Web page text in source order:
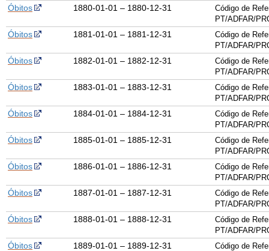
Óbitos 1880-01-01 – 1880-12-31
Código de
PT/ADFAR/
Óbitos 1881-01-01 – 1881-12-31
Código de
PT/ADFAR/
Óbitos 1882-01-01 – 1882-12-31
Código de
PT/ADFAR/
Óbitos 1883-01-01 – 1883-12-31
Código de
PT/ADFAR/
Óbitos 1884-01-01 – 1884-12-31
Código de
PT/ADFAR/
Óbitos 1885-01-01 – 1885-12-31
Código de
PT/ADFAR/
Óbitos 1886-01-01 – 1886-12-31
Código de
PT/ADFAR/
Óbitos 1887-01-01 – 1887-12-31
Código de
PT/ADFAR/
Óbitos 1888-01-01 – 1888-12-31
Código de
PT/ADFAR/
Óbitos 1889-01-01 – 1889-12-31
Código de